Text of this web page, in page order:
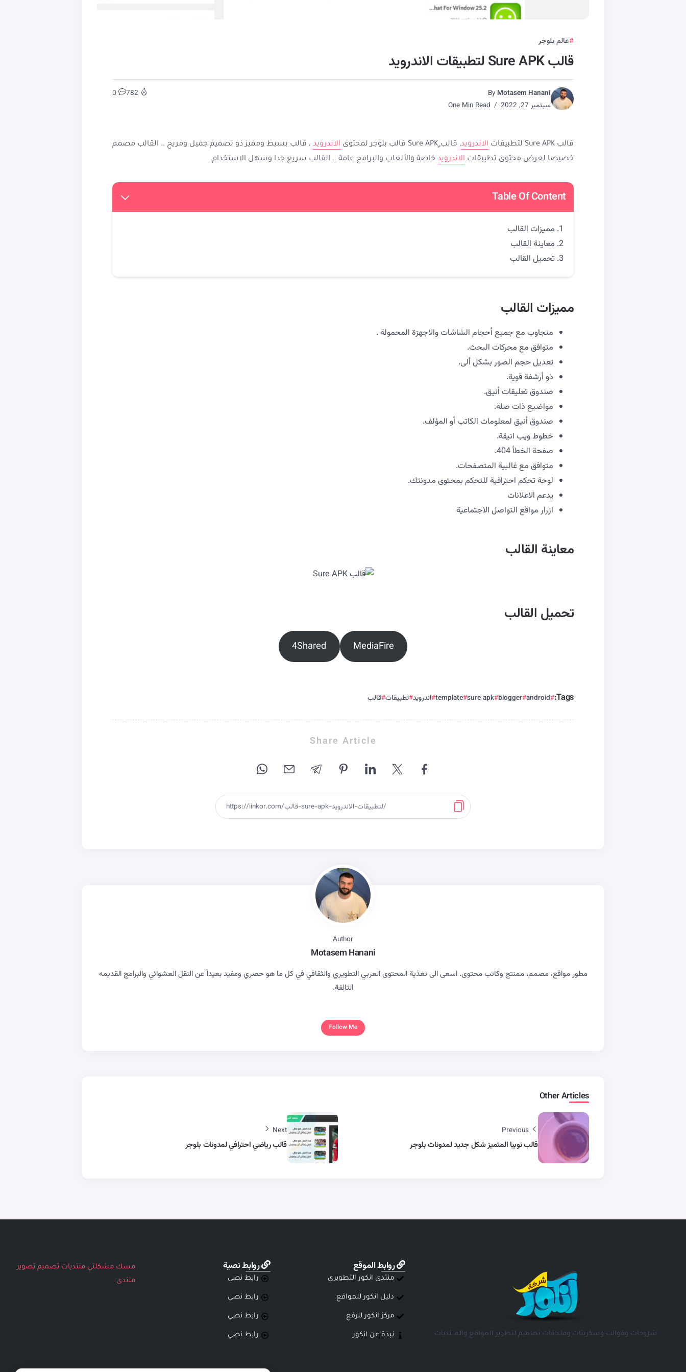
عالم بلوجر
قالب Sure APK لتطبيقات الاندرويد
By Motasem Hanani
سبتمبر 27, 2022
782
0
قالب Sure APK لتطبيقات الاندرويد, قالب ٍSure APK قالب بلوجر لمحتوى الاندرويد , قالب بسيط ومميز ذو تصميم جميل ومريح .. القالب مصمم
خصيصا لعرض محتوى تطبيقات الاندرويد خاصة والألعاب والبرامج عامة .. القالب سريع جدا وسهل الاستخدام.
Table Of Content
مميزات القالب
معاينة القالب
تحميل القالب
مميزات القالب
متجاوب مع جميع أحجام الشاشات والاجهزة المحمولة .
متوافق مع محركات البحث.
تعديل حجم الصور بشكل ألى.
ذو أرشفة قوية.
صندوق تعليقات أنيق.
مواضيع ذات صلة.
صندوق أنيق لمعلومات الكاتب أو المؤلف.
خطوط ويب انيقة.
صفحة الخطأ 404.
متوافق مع غالبية المتصفحات.
لوحة تحكم احترافية للتحكم بمحتوى مدونتك.
يدعم الاعلانات
ازرار مواقع التواصل الاجتماعية
معاينة القالب
تحميل القالب
MediaFire
4Shared
Tags:
android
blogger
sure apk
template اندرويد تطبيقات قالب
Share Article
Author
Motasem Hanani
مطور مواقع، مصمم، ممنتج وكاتب محتوى. اسعى الى تغذية المحتوى العربي التطويري والثقافي في كل ما هو حصري ومفيد بعيداً عن النقل العشوائي والبرامج القديمه
التالفة.
Follow Me
Other Articles
Previous
قالب نوبيا المتميز شكل جديد لمدونات بلوجر
Next
قالب رياضي احترافي لمدونات بلوجر
شروحات وقوالب وسكربتات وملحقات تصميم لتطوير المواقع والمنتديات
روابط الموقع
منتدى انكور التطويري
دليل انكور للمواقع
مركز انكور للرفع
نبذة عن انكور
روابط نصية
رابط نصي
رابط نصي
رابط نصي
رابط نصي
مسك مشكلتي منتديات تصميم تصوير
منتدى